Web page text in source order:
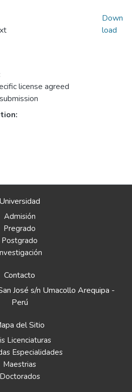
license agreed
Down
load
Universidad
Admisión
Pregrado
Postgrado
Contacto
José s/n Umacollo Arequipa -
Perú
del Sitio
Licenciaturas
Especialidades
Maestrias
Doctorados